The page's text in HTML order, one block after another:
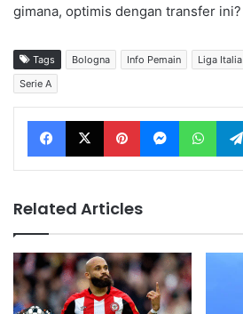
gimana, optimis dengan transfer ini?
Tags Bologna Info Pemain Liga Italia
Serie A
Facebook X Pinterest Messenger WhatsApp
Related Articles